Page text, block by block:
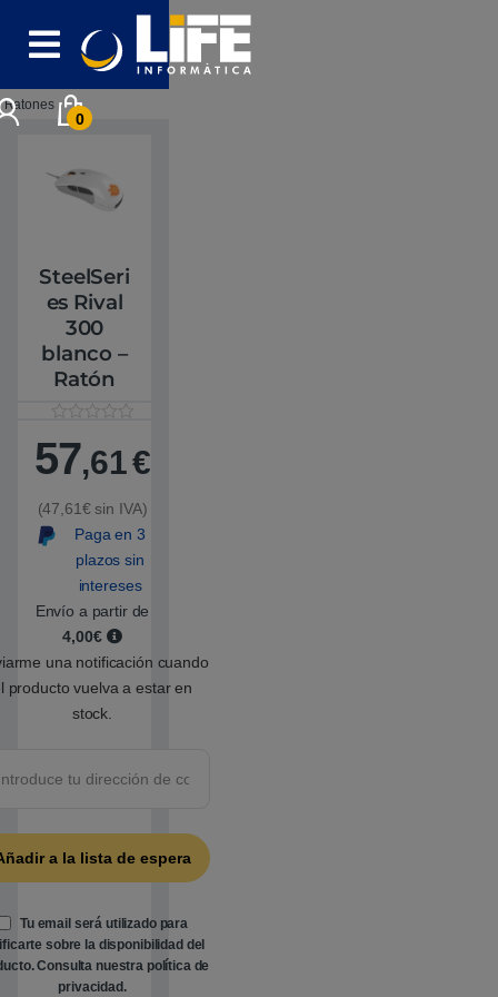
0
Ratones
SteelSeri
es Rival
300
blanco –
Ratón
a
l
a
d
o
0
s
r
e
d
u
t
a
c
i
ó
57,61€
(47,61€ sin IVA)
Paga en 3
plazos sin
intereses
Envío a partir de
4,00€
una notificación cuando
producto vuelva a estar en
stock.
Tu email será utilizado para
sobre la disponibilidad del
Consulta nuestra política de
privacidad .